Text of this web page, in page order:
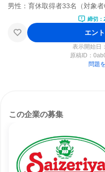
締切：
エン
表示開始日
原稿ID：
問題
この企業の募集